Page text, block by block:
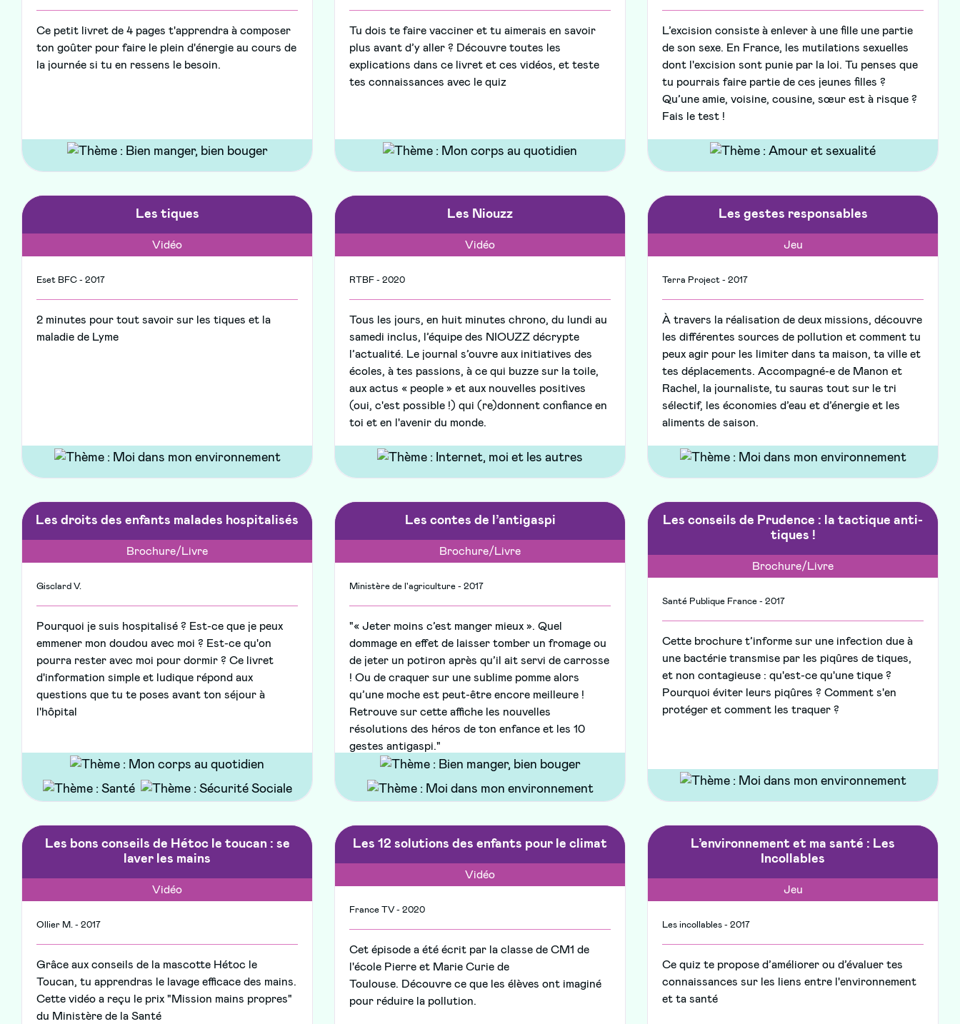
Ce petit livret de 4 pages t'apprendra à composer
ton goûter pour faire le plein d'énergie au cours de
la journée si tu en ressens le besoin.
Tu dois te faire vacciner et tu aimerais en savoir
plus avant d’y aller ? Découvre toutes les
explications dans ce livret et ces vidéos, et teste
tes connaissances avec le quiz
L’excision consiste à enlever à une fille une partie
de son sexe. En France, les mutilations sexuelles
dont l'excision sont punie par la loi. Tu penses que
tu pourrais faire partie de ces jeunes filles ?
Qu’une amie, voisine, cousine, sœur est à risque ?
Fais le test !
Les tiques
Vidéo
Eset BFC - 2017
2 minutes pour tout savoir sur les tiques et la
maladie de Lyme
Les Niouzz
Vidéo
RTBF - 2020
Tous les jours, en huit minutes chrono, du lundi au
samedi inclus, l’équipe des NIOUZZ décrypte
l’actualité. Le journal s’ouvre aux initiatives des
écoles, à tes passions, à ce qui buzze sur la toile,
aux actus « people » et aux nouvelles positives
(oui, c'est possible !) qui (re)donnent confiance en
toi et en l'avenir du monde.
Les gestes responsables
Jeu
Terra Project - 2017
À travers la réalisation de deux missions, découvre
les différentes sources de pollution et comment tu
peux agir pour les limiter dans ta maison, ta ville et
tes déplacements. Accompagné-e de Manon et
Rachel, la journaliste, tu sauras tout sur le tri
sélectif, les économies d’eau et d’énergie et les
aliments de saison.
Les droits des enfants malades hospitalisés
Brochure/Livre
Gisclard V.
Pourquoi je suis hospitalisé ? Est-ce que je peux
emmener mon doudou avec moi ? Est-ce qu'on
pourra rester avec moi pour dormir ? Ce livret
d'information simple et ludique répond aux
questions que tu te poses avant ton séjour à
l'hôpital
Les contes de l’antigaspi
Brochure/Livre
Ministère de l'agriculture - 2017
"« Jeter moins c’est manger mieux ». Quel
dommage en effet de laisser tomber un fromage ou
de jeter un potiron après qu’il ait servi de carrosse
! Ou de craquer sur une sublime pomme alors
qu’une moche est peut-être encore meilleure !
Retrouve sur cette affiche les nouvelles
résolutions des héros de ton enfance et les 10
gestes antigaspi."
Les conseils de Prudence : la tactique anti-
tiques !
Brochure/Livre
Santé Publique France - 2017
Cette brochure t’informe sur une infection due à
une bactérie transmise par les piqûres de tiques,
et non contagieuse : qu'est-ce qu'une tique ?
Pourquoi éviter leurs piqûres ? Comment s'en
protéger et comment les traquer ?
Les bons conseils de Hétoc le toucan : se
laver les mains
Vidéo
Ollier M. - 2017
Grâce aux conseils de la mascotte Hétoc le
Toucan, tu apprendras le lavage efficace des mains.
Cette vidéo a reçu le prix "Mission mains propres"
du Ministère de la Santé
Les 12 solutions des enfants pour le climat
Vidéo
France TV - 2020
Cet épisode a été écrit par la classe de CM1 de
l'école Pierre et Marie Curie de
Toulouse. Découvre ce que les élèves ont imaginé
pour réduire la pollution.
L’environnement et ma santé : Les
Incollables
Jeu
Les incollables - 2017
Ce quiz te propose d’améliorer ou d’évaluer tes
connaissances sur les liens entre l'environnement
et ta santé